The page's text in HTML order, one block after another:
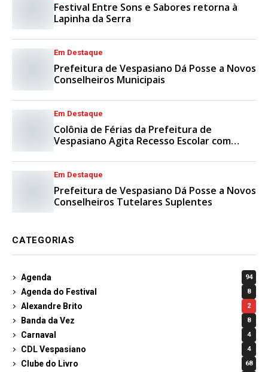
Festival Entre Sons e Sabores retorna à
Lapinha da Serra
Em Destaque
Prefeitura de Vespasiano Dá Posse a Novos
Conselheiros Municipais
Em Destaque
Colônia de Férias da Prefeitura de
Vespasiano Agita Recesso Escolar com
Em Destaque
Prefeitura de Vespasiano Dá Posse a Novos
Conselheiros Tutelares Suplentes
CATEGORIAS
Agenda 94
Agenda do Festival 8
Alexandre Brito 2
Banda da Vez 8
Carnaval 4
CDL Vespasiano 4
Clube do Livro 68